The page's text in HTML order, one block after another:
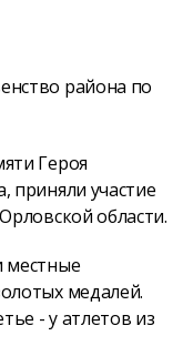
района по
Героя
приняли участие
области.
местные
медалей.
- у атлетов из